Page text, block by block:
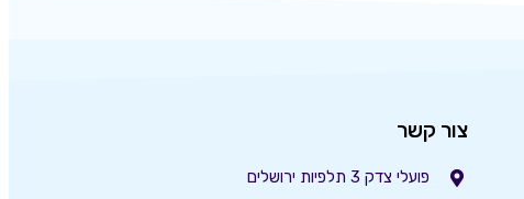
צור קשר
פועלי צדק 3 תלפיות ירושלים